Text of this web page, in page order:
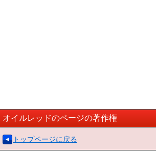
オイルレッドのページの著作権
トップページに戻る